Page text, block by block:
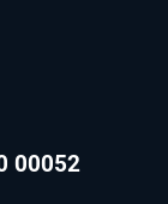
00052